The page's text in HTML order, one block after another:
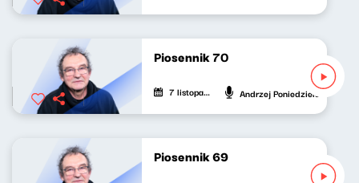
Piosennik 70
7 listopada 2021 Andrzej Poniedzielski
Piosennik 69